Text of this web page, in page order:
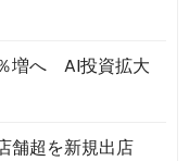
増へ AI投資拡大
舗超を新規出店